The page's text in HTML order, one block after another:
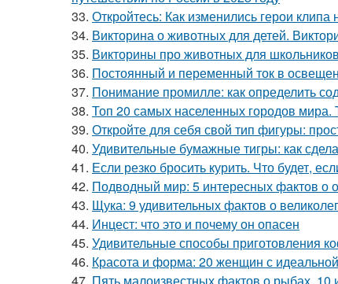
33. Откройтесь: Как изменились герои
34. Викторина о животных для детей.
35. Викторины про животных для
36. Постоянный и переменный ток в
37. Понимание промилле: как определить
38. Топ 20 самых населенных городов
39. Откройте для себя свой тип фигуры:
40. Удивительные бумажные тигры: как
41. Если резко бросить курить. Что будет,
42. Подводный мир: 5 интересных фактов о
43. Щука: 9 удивительных фактов о
44. Инцест: что это и почему он опасен
45. Удивительные способы приготовления
46. Красота и форма: 20 женщин с